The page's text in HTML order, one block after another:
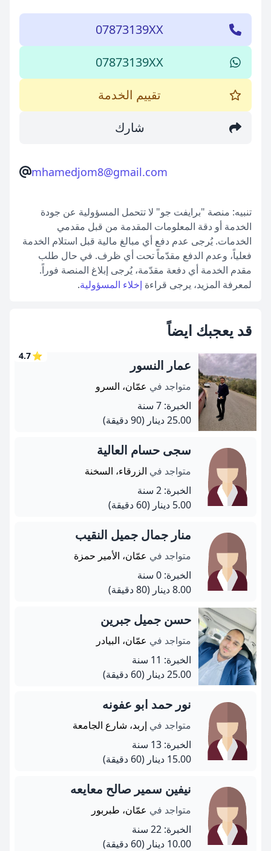
07873139XX
07873139XX
تقييم الخدمة
شارك
mhamedjom8@gmail.com
تنبيه: منصة "برايفت جو" لا تتحمل المسؤولية عن جودة
الخدمة أو دقة المعلومات المقدمة من قبل مقدمي
الخدمات. يُرجى عدم دفع أي مبالغ مالية قبل استلام الخدمة
فعلياً، وعدم الدفع مقدّماً تحت أي ظرف. في حال طلب
مقدم الخدمة أي دفعة مقدّمة، يُرجى إبلاغ المنصة فوراً.
لمعرفة المزيد، يرجى قراءة إخلاء المسؤولية.
قد يعجبك ايضاً
⭐
4.7
عمار النسور
متواجد في عمّان، السرو
الخبرة: 7 سنة
25.00 دينار
(90 دقيقة)
سجى حسام العالية
متواجد في الزرقاء، السخنة
الخبرة: 2 سنة
5.00 دينار
(60 دقيقة)
منار جمال جميل النقيب
متواجد في عمّان، الأمير حمزة
الخبرة: 0 سنة
8.00 دينار
(80 دقيقة)
حسن جميل جبرين
متواجد في عمّان، البيادر
الخبرة: 11 سنة
25.00 دينار
(60 دقيقة)
نور حمد ابو عفونه
متواجد في إربد، شارع الجامعة
الخبرة: 13 سنة
15.00 دينار
(60 دقيقة)
نيفين سمير صالح معايعه
متواجد في عمّان، طبربور
الخبرة: 22 سنة
10.00 دينار
(60 دقيقة)